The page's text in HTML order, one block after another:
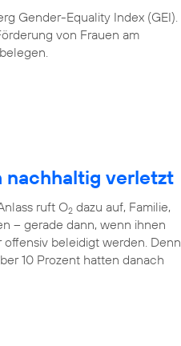
Gender-Equality Index (GEI).
von Frauen am
nachhaltig verletzt
ruft O2 dazu auf, Familie,
– gerade dann, wenn ihnen
beleidigt werden. Denn
10 Prozent hatten danach